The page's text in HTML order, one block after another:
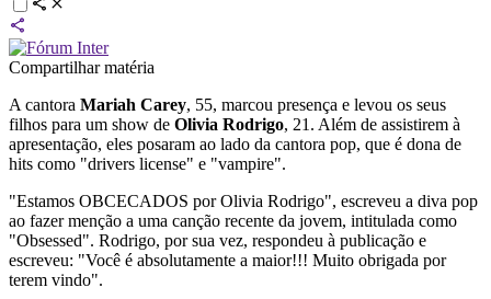
Compartilhar matéria
A cantora Mariah Carey, 55, marcou presença e levou os seus
filhos para um show de Olivia Rodrigo, 21. Além de assistirem à
apresentação, eles posaram ao lado da cantora pop, que é dona de
hits como "drivers license" e "vampire".
"Estamos OBCECADOS por Olivia Rodrigo", escreveu a diva pop
ao fazer menção a uma canção recente da jovem, intitulada como
"Obsessed". Rodrigo, por sua vez, respondeu à publicação e
escreveu: "Você é absolutamente a maior!!! Muito obrigada por
terem vindo".